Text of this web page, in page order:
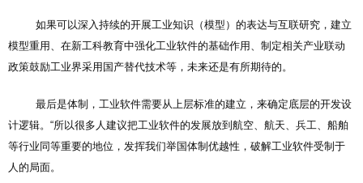
如果可以深入持续的开展工业知识（模型）的表达与互联研究，建立
模型重用、在新工科教育中强化工业软件的基础作用、制定相关产业联动
政策鼓励工业界采用国产替代技术等，未来还是有所期待的。
最后是体制，工业软件需要从上层标准的建立，来确定底层的开发设
计逻辑。“所以很多人建议把工业软件的发展放到航空、航天、兵工、船舶
等行业同等重要的地位，发挥我们举国体制优越性，破解工业软件受制于
人的局面。